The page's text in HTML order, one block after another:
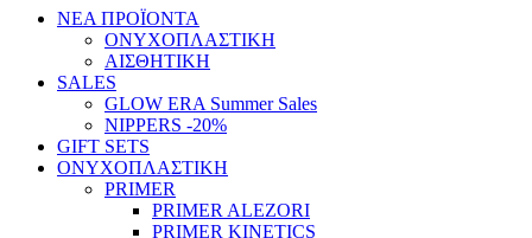
ΝΕΑ ΠΡΟΪΟΝΤΑ
ΟΝΥΧΟΠΛΑΣΤΙΚΗ
ΑΙΣΘΗΤΙΚΗ
SALES
GLOW ERA Summer Sales
NIPPERS -20%
GIFT SETS
ΟΝΥΧΟΠΛΑΣΤΙΚΗ
PRIMER
PRIMER ALEZORI
PRIMER KINETICS